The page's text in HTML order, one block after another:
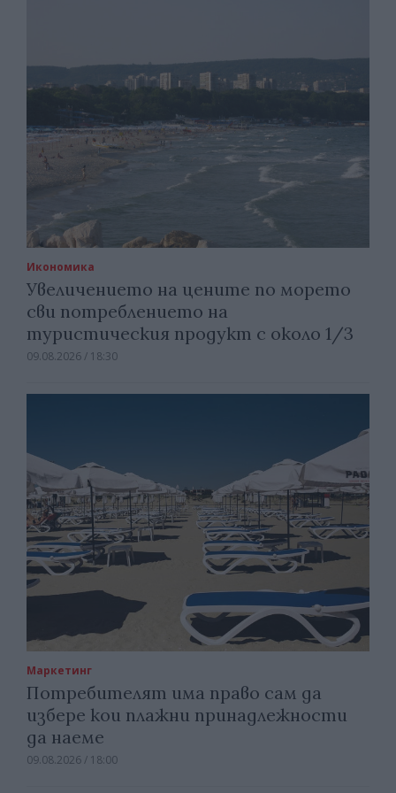
Икономика
Увеличението на цените по морето
сви потреблението на
туристическия продукт с около 1/3
09.08.2026 / 18:30
Маркетинг
Потребителят има право сам да
избере кои плажни принадлежности
да наеме
09.08.2026 / 18:00